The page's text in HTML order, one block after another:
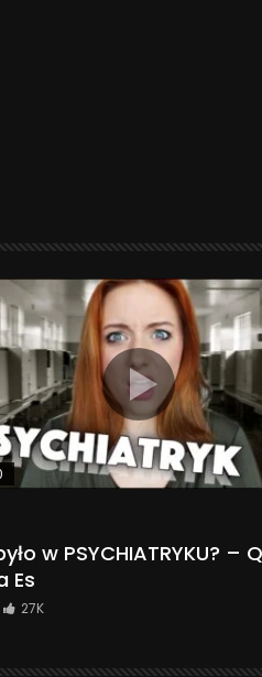
w PSYCHIATRYKU? –
Es
27K